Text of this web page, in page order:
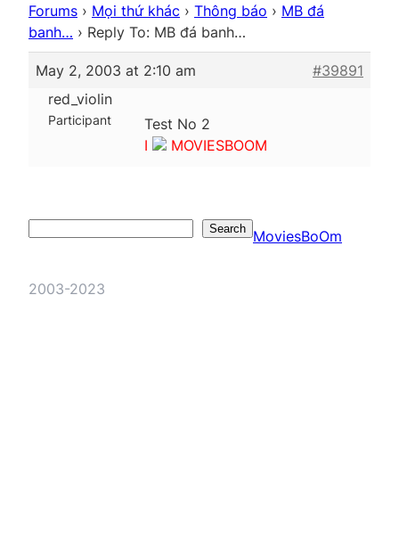
Forums › Mọi thứ khác › Thông báo › MB đá
banh… › Reply To: MB đá banh…
May 2, 2003 at 2:10 am
#39891
red_violin
Participant
Test No 2
I
MOVIESBOOM
Search MoviesBoOm
2003-2023